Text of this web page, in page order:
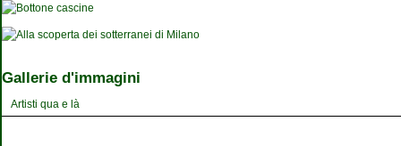
Gallerie d'immagini
Artisti qua e là